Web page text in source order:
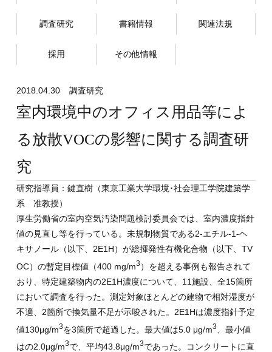
調査研究 書籍情報 関連法規
採用 その他情報
2018.04.30 調査研究
室内環境中のオフィス用品等によ
る放散VOCの影響に関する調査研
究
研究指導員：鍵直樹（東京工業大学環境･社会理工学院建築学
系 准教授）
厚生労働省の室内空気汚染問題検討委員会では、室内濃度指針
値の見直し等を行っている。未規制物質である2-エチル-1-ヘ
キサノール（以下、2E1H）が総揮発性有機化合物（以下、TV
OC）の暫定目標値（400 mg/m3 ）を超える事例も報告されて
おり、特定建築物内の2E1H濃度について、 11施設、全15箇所
において調査を行った。測定対象ほとんどの建物で相対湿度が
不適、2箇所で換気量不足が示唆された。2E1Hは濃度指針予定
値130μg/m3を3箇所で超過した。最大値は5.0 μg/m3
、最小値
はの2.0μg/m3で、平均43.8μg/m3であった。コンクリートに直